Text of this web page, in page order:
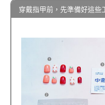
穿戴指甲前，先準備好這些